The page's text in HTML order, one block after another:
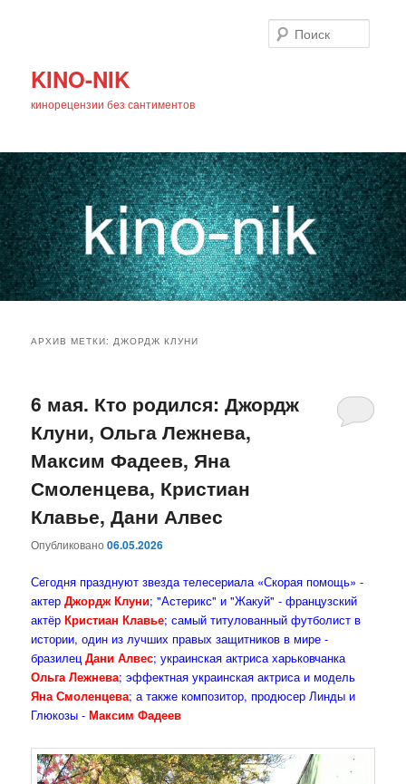
KINO-NIK
кинорецензии без сантиментов
основному
содержимому
дополнительному
содержимому
АРХИВ МЕТКИ:ДЖОРДЖ КЛУНИ
6 мая. Кто родился: Джордж
Клуни, Ольга Лежнева,
Максим Фадеев, Яна
Смоленцева, Кристиан
Клавье, Дани Алвес
Опубликовано06.05.2026
Сегодня празднуют звезда телесериала «Скорая помощь» -
актерДжордж Клуни; "Астерикс" и "Жакуй" - французский
актёрКристиан Клавье; самый титулованный футболист в
истории, один из лучших правых защитников в мире -
бразилец Дани Алвес; украинская актриса харьковчанка
Ольга Лежнева;эффектная украинская актриса и модель
Яна Смоленцева; а также композитор, продюсер Линды и
Глюкозы -Максим Фадеев